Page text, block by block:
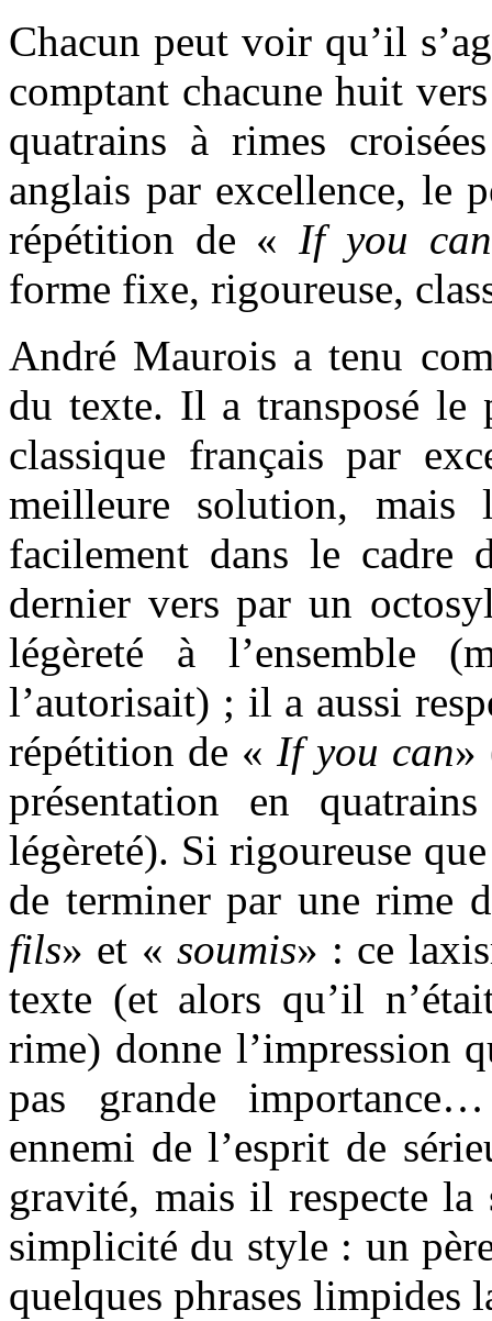
Chacun peut voir qu’il
comptant chacune huit
quatrains à rimes
anglais par excellence, le
répétition de « If you can
forme fixe, rigoureuse,
André Maurois a tenu
du texte. Il a transposé le
classique français par
meilleure solution, mais
facilement dans le cadre
dernier vers par un
légèreté à l’ensemble
l’autorisait) ; il a aussi
répétition de « If you can»
présentation en
légèreté). Si rigoureuse
de terminer par une rime
fils» et « soumis» : ce
texte (et alors qu’il
rime) donne l’impression
pas grande
ennemi de l’esprit de
gravité, mais il respecte
simplicité du style : un
quelques phrases limpides